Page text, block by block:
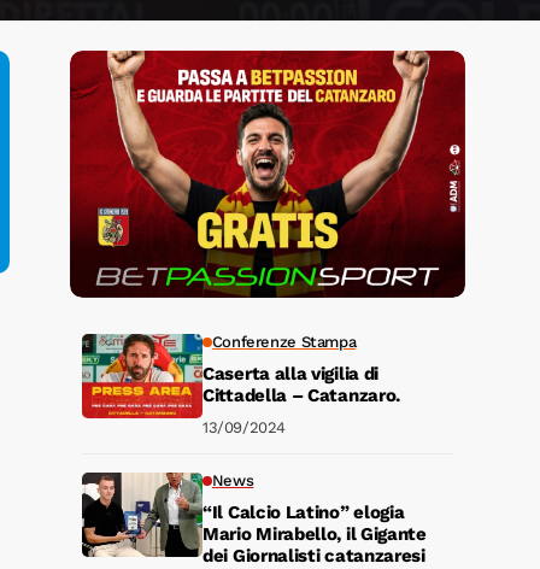
Conferenze Stampa
Caserta alla vigilia di
Cittadella – Catanzaro.
13/09/2024
News
“Il Calcio Latino” elogia
Mario Mirabello, il Gigante
dei Giornalisti catanzaresi